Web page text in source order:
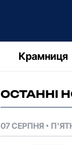
Крамниця
ОСТАННІ
07 СЕРПНЯ